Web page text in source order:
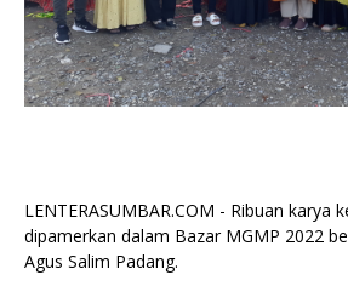
LENTERASUMBAR.COM - Ribuan karya
dipamerkan dalam Bazar MGMP 2022
Agus Salim Padang.